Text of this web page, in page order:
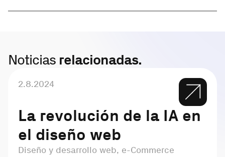
Noticias relacionadas.
2.8.2024
La revolución de la IA en
el diseño web
Diseño y desarrollo web, e-Commerce